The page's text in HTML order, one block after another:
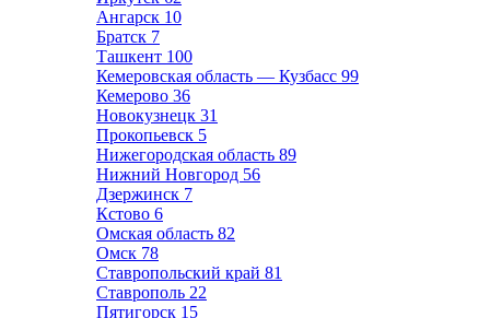
Ангарск 10
Братск 7
Ташкент 100
Кемеровская область — Кузбасс 99
Кемерово 36
Новокузнецк 31
Прокопьевск 5
Нижегородская область 89
Нижний Новгород 56
Дзержинск 7
Кстово 6
Омская область 82
Омск 78
Ставропольский край 81
Ставрополь 22
Пятигорск 15